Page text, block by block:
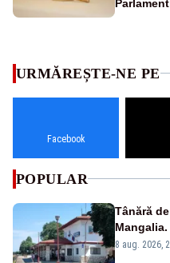
Parlament
URMĂREȘTE-NE PE
Facebook
POPULAR
Tânără
liniile
8 aug. 2026,